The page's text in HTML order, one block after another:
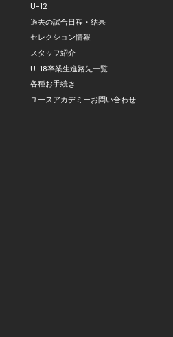
U-12
過去の試合日程・結果
セレクション情報
スタッフ紹介
U-18卒業生進路先一覧
各種お手続き
ユースアカデミーお問い合わせ